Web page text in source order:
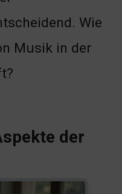
Wie
Musik in der
der